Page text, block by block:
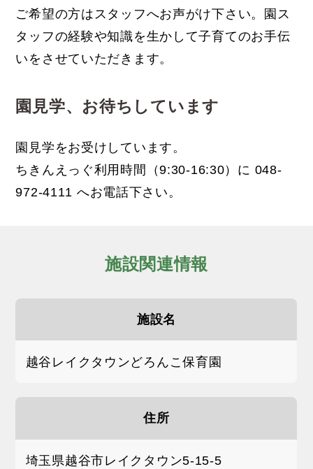
ご希望の方はスタッフへお声がけ下さい。園ス
タッフの経験や知識を生かして子育てのお手伝
いをさせていただきます。
園見学、お待ちしています
園見学をお受けしています。
ちきんえっぐ利用時間（9:30-16:30）に 048-
972-4111 へお電話下さい。
施設関連情報
施設名
越谷レイクタウンどろんこ保育園
住所
埼玉県越谷市レイクタウン5-15-5